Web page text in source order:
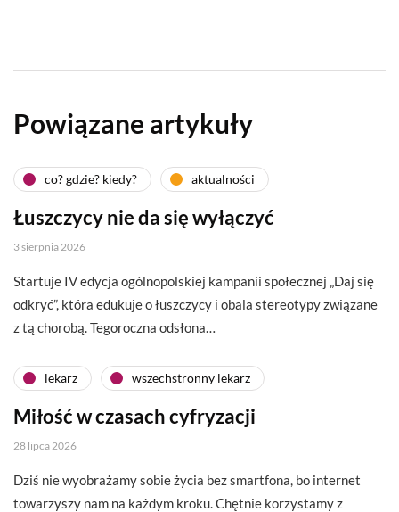
Powiązane artykuły
co? gdzie? kiedy? aktualności
Łuszczycy nie da się wyłączyć
3 sierpnia 2026
Startuje IV edycja ogólnopolskiej kampanii społecznej „Daj się
odkryć”, która edukuje o łuszczycy i obala stereotypy związane
z tą chorobą. Tegoroczna odsłona…
lekarz wszechstronny lekarz
Miłość w czasach cyfryzacji
28 lipca 2026
Dziś nie wyobrażamy sobie życia bez smartfona, bo internet
towarzyszy nam na każdym kroku. Chętnie korzystamy z